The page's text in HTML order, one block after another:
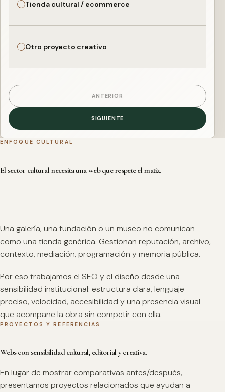
Tienda cultural / ecommerce
Otro proyecto creativo
ANTERIOR
SIGUIENTE
ENFOQUE CULTURAL
El sector cultural necesita una web que respete el matiz.
Una galería, una fundación o un museo no comunican
como una tienda genérica. Gestionan reputación, archivo,
contexto, mediación, programación y memoria pública.
Por eso trabajamos el SEO y el diseño desde una
sensibilidad institucional: estructura clara, lenguaje
preciso, velocidad, accesibilidad y una presencia visual
que acompañe la obra sin competir con ella.
PROYECTOS Y REFERENCIAS
Webs con sensibilidad cultural, editorial y creativa.
En lugar de mostrar comparativas antes/después,
presentamos proyectos relacionados que ayudan a